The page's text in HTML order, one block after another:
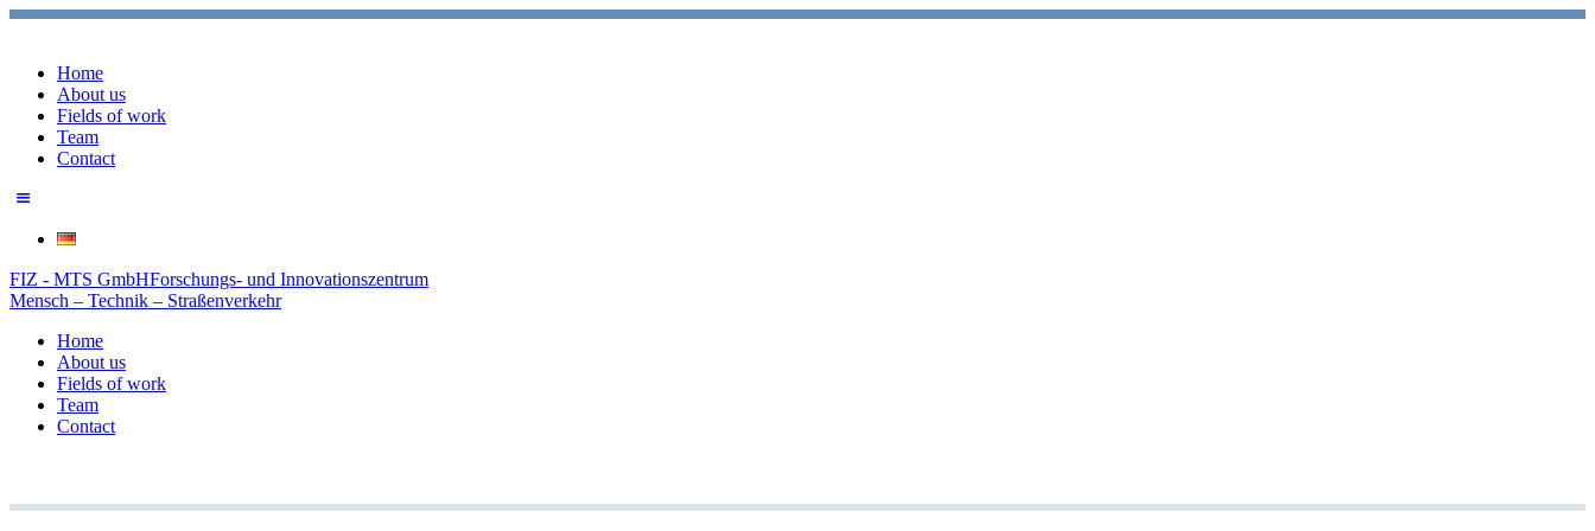
Home
About us
Fields of work
Team
Contact
FIZ - MTS GmbHForschungs- und Innovationszentrum
Mensch – Technik – Straßenverkehr
Home
About us
Fields of work
Team
Contact